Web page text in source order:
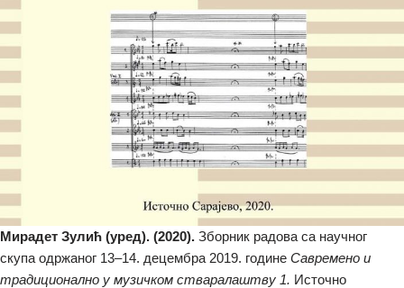
Мирадет Зулић (уред). (2020). Зборник радова са научног
скупа одржаног 13–14. децембра 2019. године Савремено и
традиционално у музичком стваралаштву 1. Источно